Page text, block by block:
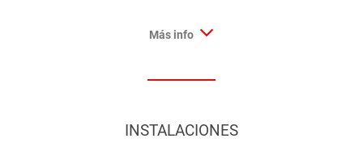
Más info
INSTALACIONES